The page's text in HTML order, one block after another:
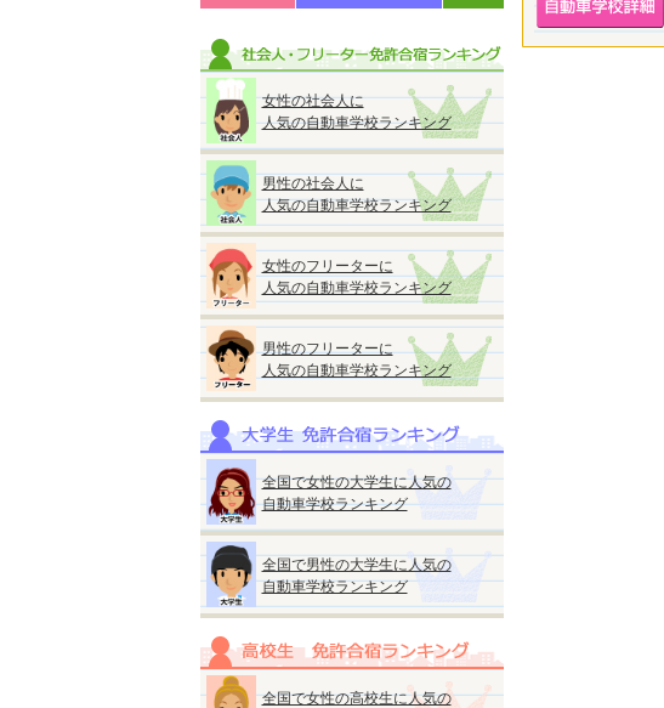
女性の社会人に
人気の自動車学校ランキング
男性の社会人に
人気の自動車学校ランキング
女性のフリーターに
人気の自動車学校ランキング
男性のフリーターに
人気の自動車学校ランキング
全国で女性の大学生に人気の
自動車学校ランキング
全国で男性の大学生に人気の
自動車学校ランキング
全国で女性の高校生に人気の